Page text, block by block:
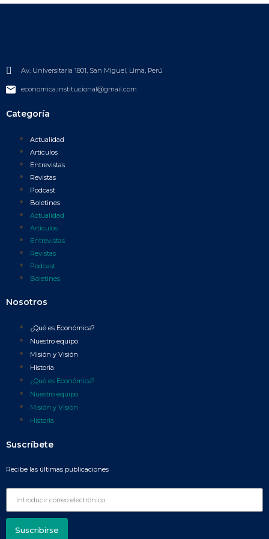
Av. Universitaria 1801, San Miguel, Lima, Perú
economica.institucional@gmail.com
Categoría
Actualidad
Artículos
Entrevistas
Revistas
Podcast
Boletines
Actualidad
Artículos
Entrevistas
Revistas
Podcast
Boletines
Nosotros
¿Qué es Económica?
Nuestro equipo
Misión y Visión
Historia
¿Qué es Económica?
Nuestro equipo
Misión y Visión
Historia
Suscríbete
Recibe las últimas publicaciones
Suscribirse